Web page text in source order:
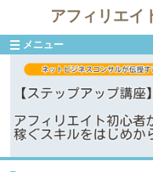
アフィリエイ
メニュー